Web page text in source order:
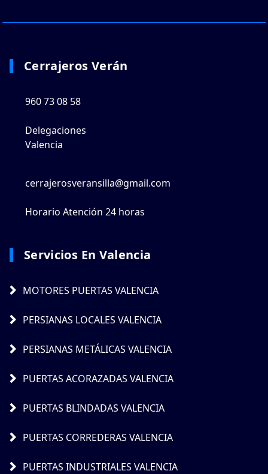
Cerrajeros Verán
960 73 08 58
Delegaciones
Valencia
cerrajerosveransilla@gmail.com
Horario Atención 24 horas
Servicios En Valencia
MOTORES PUERTAS VALENCIA
PERSIANAS LOCALES VALENCIA
PERSIANAS METÁLICAS VALENCIA
PUERTAS ACORAZADAS VALENCIA
PUERTAS BLINDADAS VALENCIA
PUERTAS CORREDERAS VALENCIA
PUERTAS INDUSTRIALES VALENCIA